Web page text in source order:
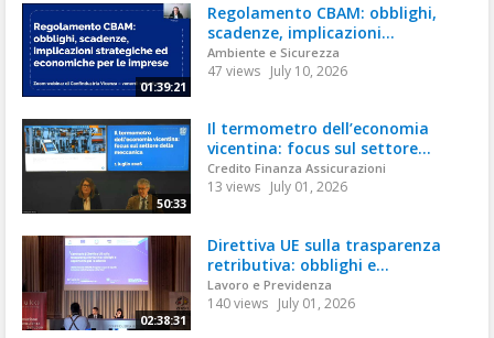
01:39:21
Regolamento CBAM: obblighi,
scadenze, implicazioni...
Ambiente e Sicurezza
47 views July 10, 2026
50:33
Il termometro dell’economia
vicentina: focus sul settore...
Credito Finanza Assicurazioni
13 views July 01, 2026
02:38:31
Direttiva UE sulla trasparenza
retributiva: obblighi e...
Lavoro e Previdenza
140 views July 01, 2026